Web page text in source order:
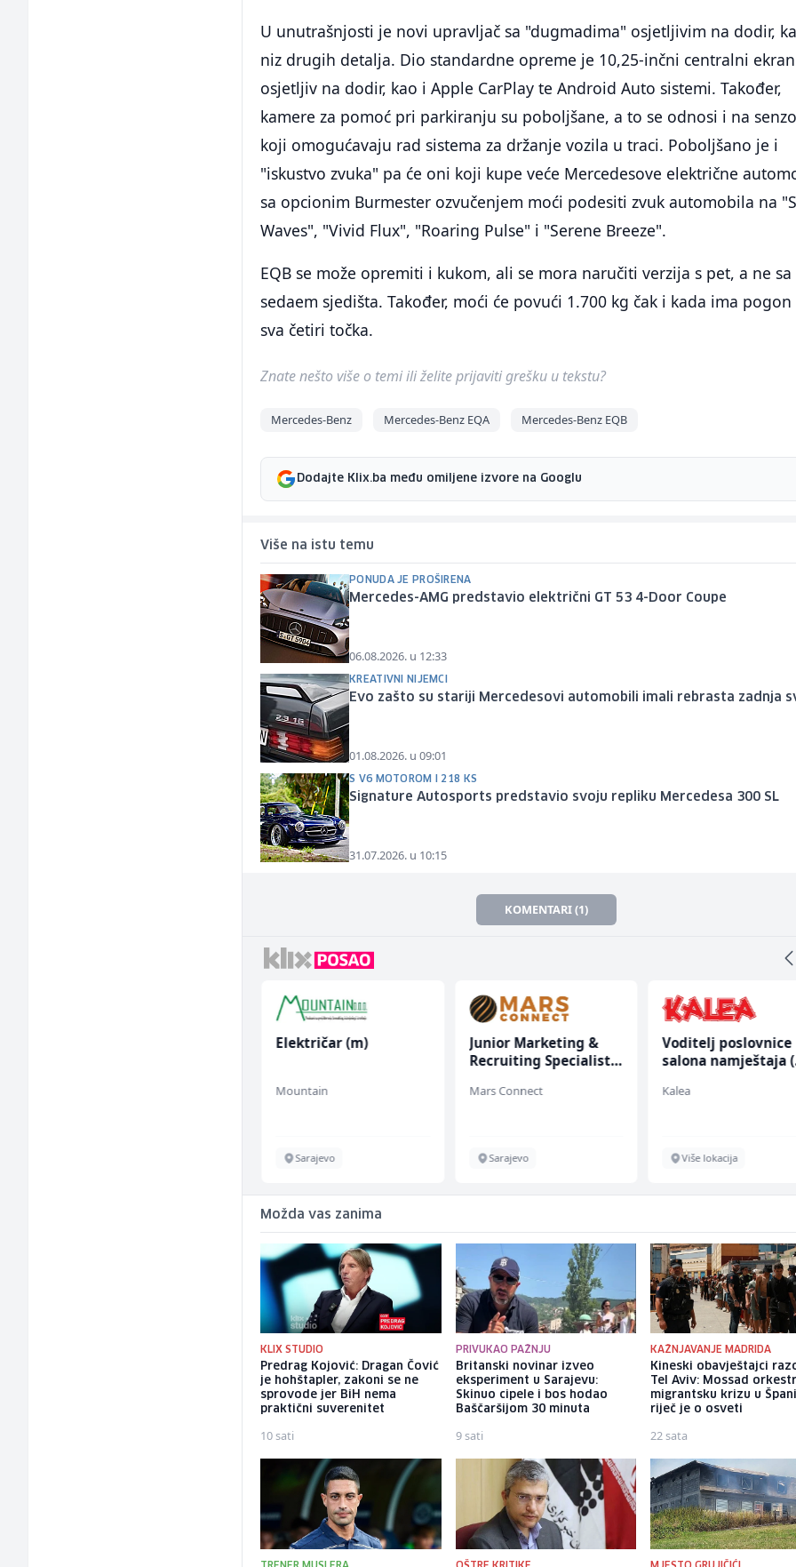
U unutrašnjosti je novi upravljač sa "dugmadima" osjetljivim na dodir,
niz drugih detalja. Dio standardne opreme je 10,25-inčni centralni ekran
osjetljiv na dodir, kao i Apple CarPlay te Android Auto sistemi. Također,
kamere za pomoć pri parkiranju su poboljšane, a to se odnosi i na
koji omogućavaju rad sistema za držanje vozila u traci. Poboljšano je i
"iskustvo zvuka" pa će oni koji kupe veće Mercedesove električne
sa opcionim Burmester ozvučenjem moći podesiti zvuk automobila na
Waves", "Vivid Flux", "Roaring Pulse" i "Serene Breeze".
EQB se može opremiti i kukom, ali se mora naručiti verzija s pet, a ne sa
sedaem sjedišta. Također, moći će povući 1.700 kg čak i kada ima pogon
sva četiri točka.
Znate nešto više o temi ili želite prijaviti grešku u tekstu?
Mercedes-Benz Mercedes-Benz EQA Mercedes-Benz EQB
Dodajte Klix.ba među omiljene izvore na Googlu
Više na istu temu
PONUDA JE PROŠIRENA
Mercedes-AMG predstavio električni GT 53 4-Door Coupe
06.08.2026. u 12:33
KREATIVNI NIJEMCI
Evo zašto su stariji Mercedesovi automobili imali rebrasta zadnja
01.08.2026. u 09:01
S V6 MOTOROM I 218 KS
Signature Autosports predstavio svoju repliku Mercedesa 300 SL
31.07.2026. u 10:15
KOMENTARI (1)
Električar (m)
Mountain
Sarajevo
Junior Marketing &
Recruiting Specialist
Mars Connect
Sarajevo
Voditelj poslovnice
salona namještaja
Kalea
Više lokacija
Možda vas zanima
KLIX STUDIO
Predrag Kojović: Dragan Čović
je hohštapler, zakoni se ne
sprovode jer BiH nema
praktični suverenitet
10 sati
PRIVUKAO PAŽNJU
Britanski novinar izveo
eksperiment u Sarajevu:
Skinuo cipele i bos hodao
Baščaršijom 30 minuta
9 sati
KAŽNJAVANJE MADRIDA
Kineski obavještajci
Tel Aviv: Mossad
migrantsku krizu u
riječ je o osveti
22 sata